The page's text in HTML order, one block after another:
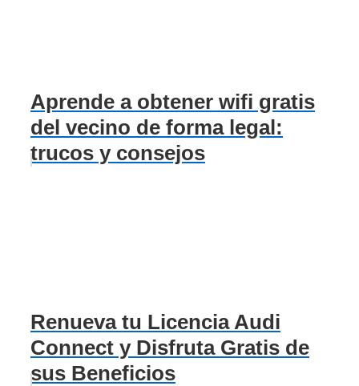
Aprende a obtener wifi gratis
del vecino de forma legal:
trucos y consejos
Renueva tu Licencia Audi
Connect y Disfruta Gratis de
sus Beneficios